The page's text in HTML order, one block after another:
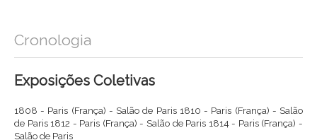
Cronologia
Exposições Coletivas
1808 - Paris (França) - Salão de Paris 1810 - Paris (França) - Salão
de Paris 1812 - Paris (França) - Salão de Paris 1814 - Paris (França) -
Salão de Paris